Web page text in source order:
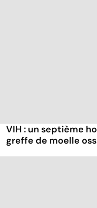
VIH : un septième
greffe de moelle